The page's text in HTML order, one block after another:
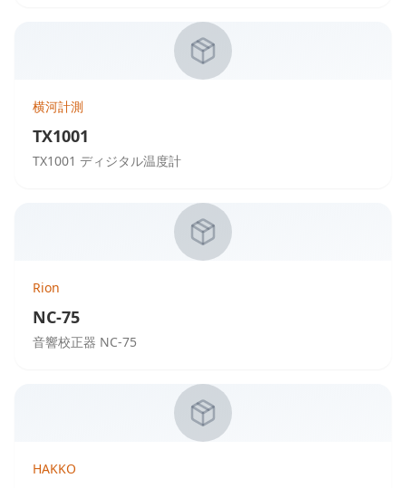
横河計測
TX1001
TX1001 ディジタル温度計
Rion
NC-75
音響校正器 NC-75
HAKKO